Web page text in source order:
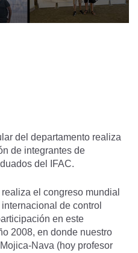
del departamento realiza
de integrantes de
del IFAC.
el congreso mundial
de control
en este
2008, en donde nuestro
Nava (hoy profesor